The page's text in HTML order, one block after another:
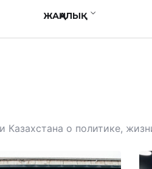
ЖАҢАЛЫҚ
Казахстана о политике,